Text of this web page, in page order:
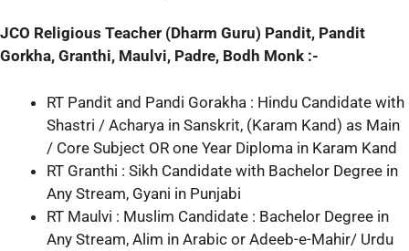
JCO Religious Teacher (Dharm Guru) Pandit, Pandit
Gorkha, Granthi, Maulvi, Padre, Bodh Monk :-
RT Pandit and Pandi Gorakha : Hindu Candidate with
Shastri / Acharya in Sanskrit, (Karam Kand) as Main
/ Core Subject OR one Year Diploma in Karam Kand
RT Granthi : Sikh Candidate with Bachelor Degree in
Any Stream, Gyani in Punjabi
RT Maulvi : Muslim Candidate : Bachelor Degree in
Any Stream, Alim in Arabic or Adeeb-e-Mahir/ Urdu